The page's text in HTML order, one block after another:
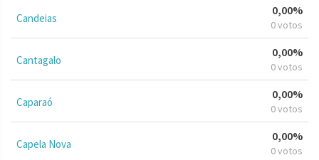
Candeias
0,00%
0 votos
Cantagalo
0,00%
0 votos
Caparaó
0,00%
0 votos
Capela Nova
0,00%
0 votos